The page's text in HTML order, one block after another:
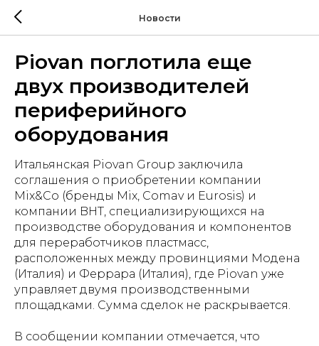
Новости
Piovan поглотила еще
двух производителей
периферийного
оборудования
Итальянская Piovan Group заключила
соглашения о приобретении компании
Mix&Co (бренды Mix, Comav и Eurosis) и
компании BHT, специализирующихся на
производстве оборудования и компонентов
для переработчиков пластмасс,
расположенных между провинциями Модена
(Италия) и Феррара (Италия), где Piovan уже
управляет двумя производственными
площадками. Сумма сделок не раскрывается.
В сообщении компании отмечается, что